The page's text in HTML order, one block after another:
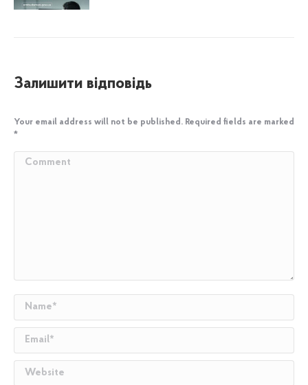
Залишити відповідь
Your email address will not be published. Required fields are marked
*
Comment
Name *
Email *
Website